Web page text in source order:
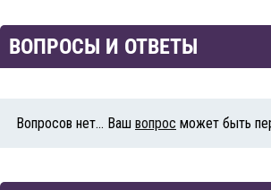
ВОПРОСЫ И ОТВЕТЫ
Вопросов нет... Ваш вопрос может быть